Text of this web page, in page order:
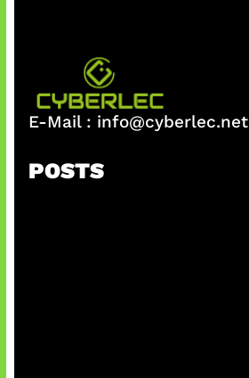
E-Mail : info@cyberlec.net
POSTS